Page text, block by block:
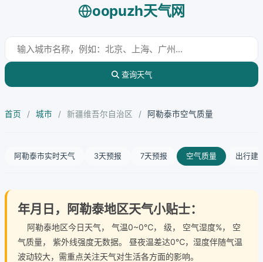
oopuzh天气网
查询天气
首页 / 城市 / 新疆维吾尔自治区 / 阿勒泰市空气质量
阿勒泰市实时天气 3天预报 7天预报 空气质量 出行建
年月日，阿勒泰地区天气小贴士：
阿勒泰地区今日天气， 气温0~0℃， 级， 空气湿度%， 空
气质量， 紫外线强度无数据。 昼夜温差达0℃，湿度伴随气温
波动较大，需重点关注天气对生活各方面的影响。